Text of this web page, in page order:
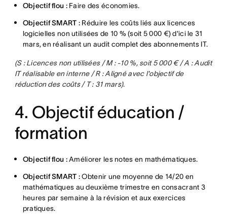
Objectif flou :Faire des économies.
Objectif SMART : Réduire les coûts liés aux licences
logicielles non utilisées de 10 % (soit 5 000 €) d'ici le 31
mars, en réalisant un audit complet des abonnements IT.
(S : Licences non utilisées / M : -10 %, soit 5 000 € / A : Audit
IT réalisable en interne / R : Aligné avec l'objectif de
réduction des coûts / T : 31 mars).
4. Objectif éducation /
formation
Objectif flou :Améliorer les notes en mathématiques.
Objectif SMART :Obtenir une moyenne de 14/20 en
mathématiques au deuxième trimestre en consacrant 3
heures par semaine à la révision et aux exercices
pratiques.